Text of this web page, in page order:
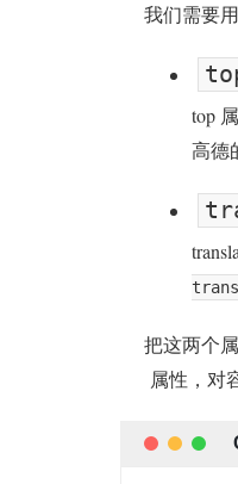
我们需要
top
高德
把这两个
属性，对